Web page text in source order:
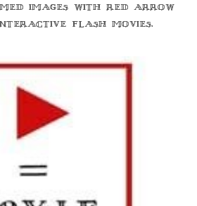
images with red arrow
flash movies.